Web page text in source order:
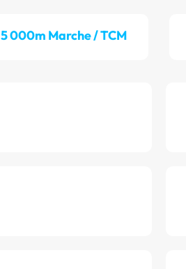
5 000m Marche / TCM